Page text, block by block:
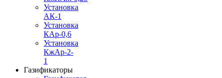
Установка
АК-1
Установка
КАр-0,6
Установка
КжАр-2-
1
Газификаторы